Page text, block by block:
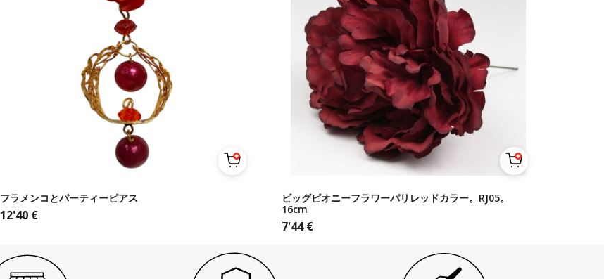
フラメンコとパーティーピアス
12'40 €
ビッグピオニーフラワーパリレッドカラー。RJ05。
16cm
7'44€